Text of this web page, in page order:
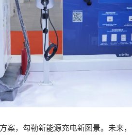
，勾勒新能源充电新图景。未来